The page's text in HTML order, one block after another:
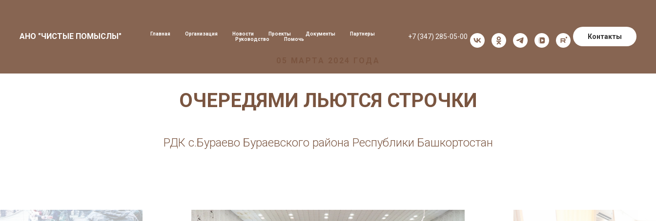
АНО "ЧИСТЫЕ ПОМЫСЛЫ" Главная Организация Новости Проекты Документы
Партнеры
Руководство
Помочь +7 (347) 285-05-00 Контакты
ОЧЕРЕДЯМИ ЛЬЮТСЯ СТРОЧКИ
РДК с.Бураево Бураевского района Республики Башкортостан